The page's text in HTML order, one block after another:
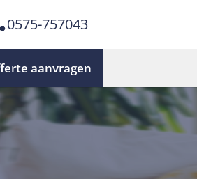
0575-757043
aanvragen